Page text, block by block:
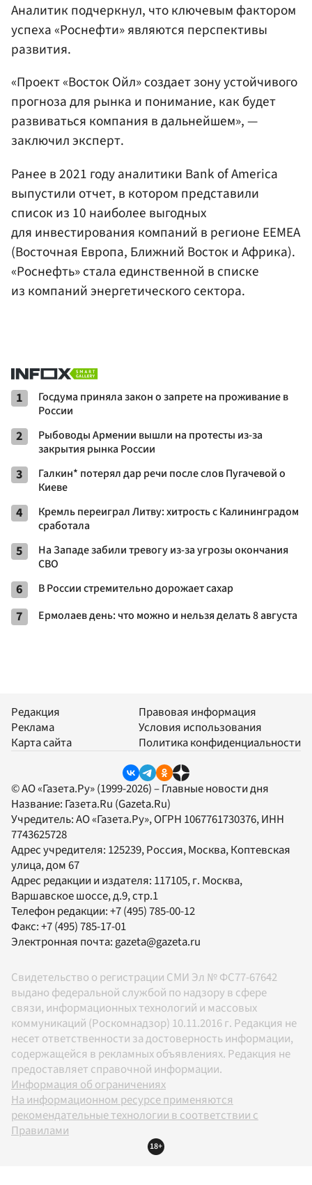
Аналитик подчеркнул, что ключевым фактором
успеха «Роснефти» являются перспективы
развития.
«Проект «Восток Ойл» создает зону устойчивого
прогноза для рынка и понимание, как будет
развиваться компания в дальнейшем», —
заключил эксперт.
Ранее в 2021 году аналитики Bank of America
выпустили отчет, в котором представили
список из 10 наиболее выгодных
для инвестирования компаний в регионе EEMEA
(Восточная Европа, Ближний Восток и Африка).
«Роснефть» стала единственной в списке
из компаний энергетического сектора.
1
Госдума приняла закон о запрете на проживание в
России
2
Рыбоводы Армении вышли на протесты из-за
закрытия рынка России
3
Галкин* потерял дар речи после слов Пугачевой о
Киеве
4
Кремль переиграл Литву: хитрость с Калининградом
сработала
5
На Западе забили тревогу из-за угрозы окончания
СВО
6 В России стремительно дорожает сахар
7 Ермолаев день: что можно и нельзя делать 8 августа
Редакция
Реклама
Карта сайта
Правовая информация
Условия использования
Политика конфиденциальности
© АО «Газета.Ру» (1999-2026) – Главные новости дня
Название: Газета.Ru (Gazeta.Ru)
Учредитель:АО «Газета.Ру», ОГРН 1067761730376, ИНН
7743625728
Адрес учредителя: 125239, Россия, Москва, Коптевская
улица, дом 67
Адрес редакции и издателя: 117105, г. Москва,
Варшавское шоссе, д.9, стр.1
Телефон редакции:+7 (495) 785-00-12
Факс:+7 (495) 785-17-01
Электронная почта:gazeta@gazeta.ru
Свидетельство о регистрации СМИ Эл № ФС77-67642
выдано федеральной службой по надзору в сфере
связи, информационных технологий и массовых
коммуникаций (Роскомнадзор) 10.11.2016 г. Редакция не
несет ответственности за достоверность информации,
содержащейся в рекламных объявлениях. Редакция не
предоставляет справочной информации.
Информация об ограничениях
На информационном ресурсе применяются
рекомендательные технологии в соответствии с
Правилами
18+